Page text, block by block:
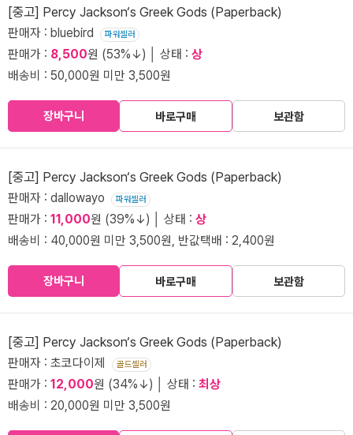
[중고] Percy Jackson‘s Greek Gods (Paperback)
판매자 : bluebird 파워셀러
판매가 : 8,500원 (53%↓) │ 상태 : 상
배송비 : 50,000원 미만 3,500원
장바구니 바로구매 보관함
[중고] Percy Jackson‘s Greek Gods (Paperback)
판매자 : dallowayo 파워셀러
판매가 : 11,000원 (39%↓) │ 상태 : 상
배송비 : 40,000원 미만 3,500원, 반값택배 : 2,400원
장바구니 바로구매 보관함
[중고] Percy Jackson‘s Greek Gods (Paperback)
판매자 : 초코다이제 골드셀러
판매가 : 12,000원 (34%↓) │ 상태 : 최상
배송비 : 20,000원 미만 3,500원